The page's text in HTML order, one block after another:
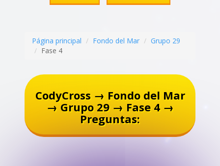
Página principal Fondo del Mar
Grupo 29
Fase 4
CodyCross → Fondo del Mar
→ Grupo 29 → Fase 4 →
Preguntas: